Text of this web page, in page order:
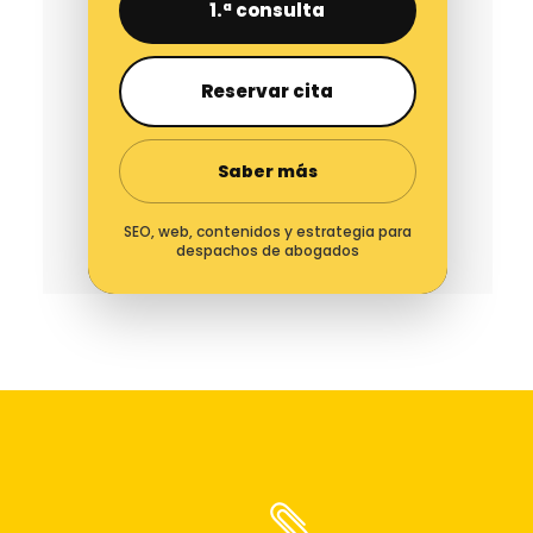
1.ª consulta
Reservar cita
Saber más
SEO, web, contenidos y estrategia para
despachos de abogados
